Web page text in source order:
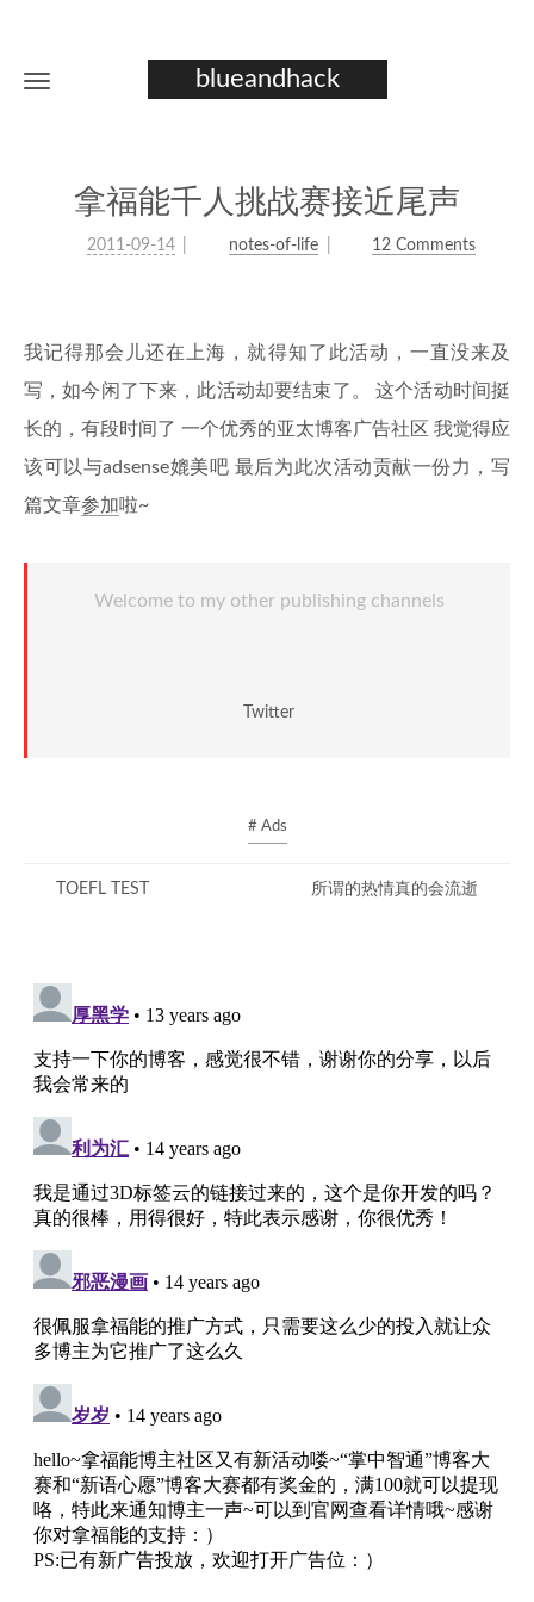
blueandhack
拿福能千人挑战赛接近尾声
2011-09-14 notes-of-life 12 Comments
我记得那会儿还在上海，就得知了此活动，一直没来及
写，如今闲了下来，此活动却要结束了。 这个活动时间挺
长的，有段时间了 一个优秀的亚太博客广告社区 我觉得应
该可以与adsense媲美吧 最后为此次活动贡献一份力，写
篇文章参加啦~
Welcome to my other publishing channels
Twitter
# Ads
TOEFL TEST 所谓的热情真的会流逝